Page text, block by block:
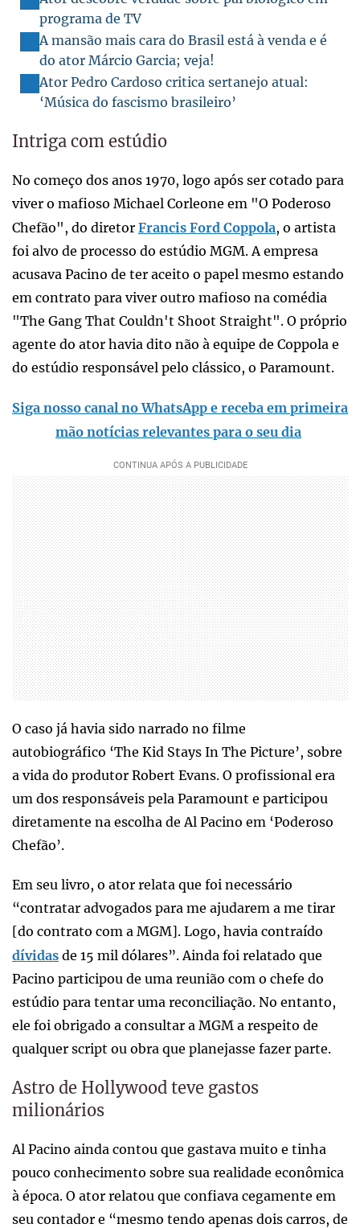
programa de TV
A mansão mais cara do Brasil está à venda e é
do ator Márcio Garcia; veja!
Ator Pedro Cardoso critica sertanejo atual:
‘Música do fascismo brasileiro’
Intriga com estúdio
No começo dos anos 1970, logo após ser cotado para
viver o mafioso Michael Corleone em "O Poderoso
Chefão", do diretor Francis Ford Coppola, o artista
foi alvo de processo do estúdio MGM. A empresa
acusava Pacino de ter aceito o papel mesmo estando
em contrato para viver outro mafioso na comédia
"The Gang That Couldn't Shoot Straight". O próprio
agente do ator havia dito não à equipe de Coppola e
do estúdio responsável pelo clássico, o Paramount.
Siga nosso canal no WhatsApp e receba em primeira
mão notícias relevantes para o seu dia
O caso já havia sido narrado no filme
autobiográfico ‘The Kid Stays In The Picture’, sobre
a vida do produtor Robert Evans. O profissional era
um dos responsáveis pela Paramount e participou
diretamente na escolha de Al Pacino em ‘Poderoso
Chefão’.
Em seu livro, o ator relata que foi necessário
“contratar advogados para me ajudarem a me tirar
[do contrato com a MGM]. Logo, havia contraído
dívidas de 15 mil dólares”. Ainda foi relatado que
Pacino participou de uma reunião com o chefe do
estúdio para tentar uma reconciliação. No entanto,
ele foi obrigado a consultar a MGM a respeito de
qualquer script ou obra que planejasse fazer parte.
Astro de Hollywood teve gastos
milionários
Al Pacino ainda contou que gastava muito e tinha
pouco conhecimento sobre sua realidade econômica
à época. O ator relatou que confiava cegamente em
seu contador e “mesmo tendo apenas dois carros, de